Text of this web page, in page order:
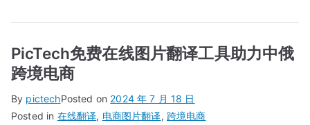
PicTech免费在线图片翻译工具助力中俄
跨境电商
By pictechPosted on 2024 年 7 月 18 日
Posted in 在线翻译, 电商图片翻译, 跨境电商